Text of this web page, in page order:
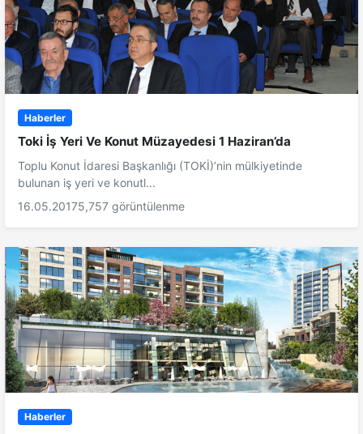
Haberler
Toki İş Yeri Ve Konut Müzayedesi 1 Haziran’da
Toplu Konut İdaresi Başkanlığı (TOKİ)’nin mülkiyetinde
bulunan iş yeri ve konutl...
16.05.20175,757 görüntülenme
Haberler